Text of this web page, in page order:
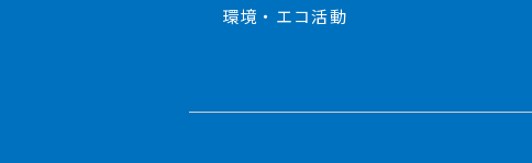
環境・エコ活動